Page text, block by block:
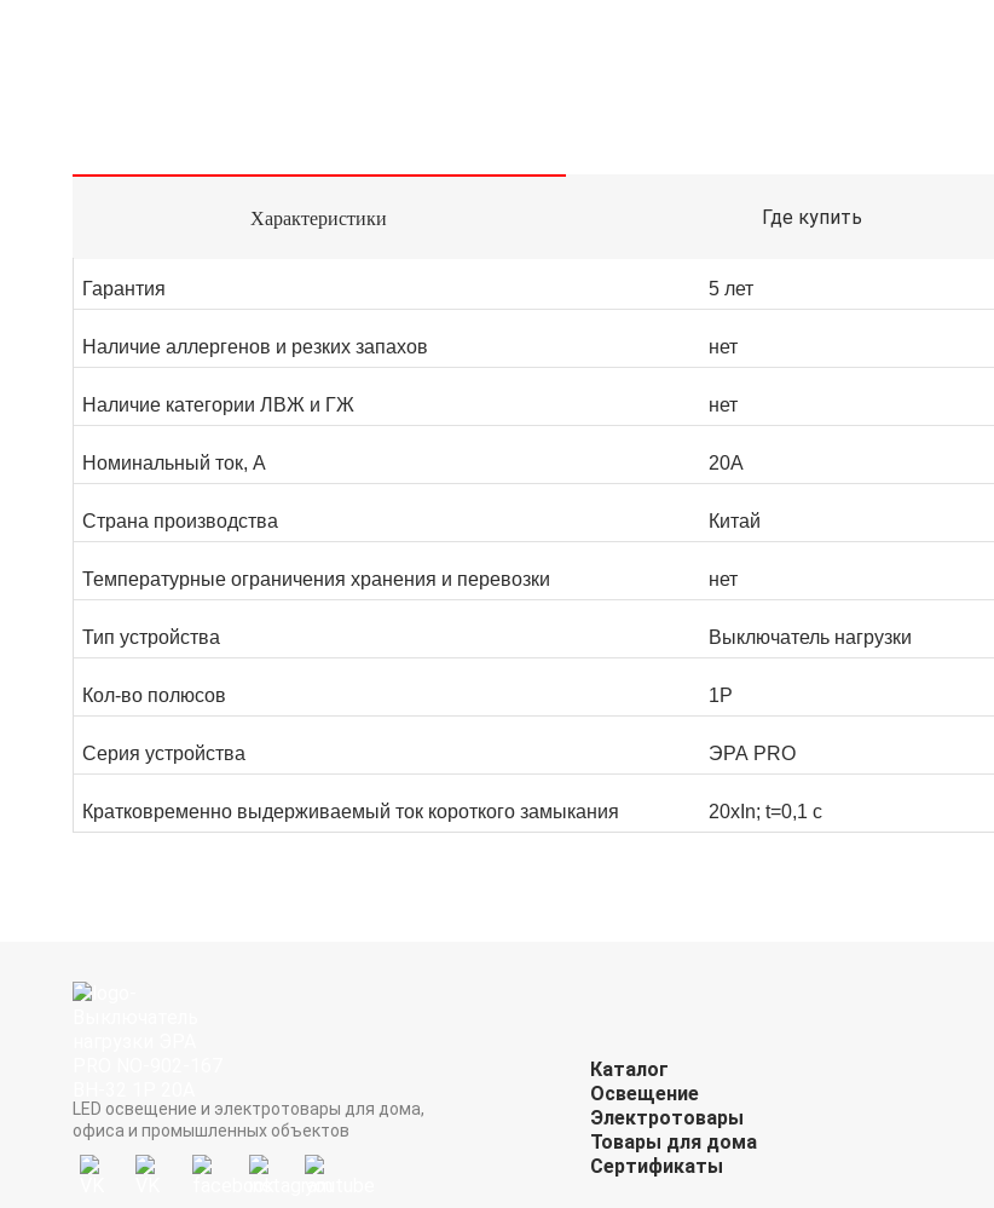
Характеристики Где купить
Гарантия 5 лет
Наличие аллергенов и резких запахов нет
Наличие категории ЛВЖ и ГЖ нет
Номинальный ток, А 20A
Страна производства Китай
Температурные ограничения хранения и перевозки нет
Тип устройства Выключатель нагрузки
Кол-во полюсов 1P
Серия устройства ЭРА PRO
Кратковременно выдерживаемый ток короткого замыкания 20хIn; t=0,1 c
LED освещение и электротовары для дома,
офиса и промышленных объектов
Каталог
Освещение
Электротовары
Товары для дома
Сертификаты